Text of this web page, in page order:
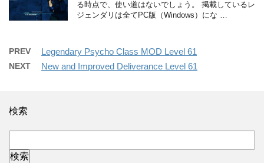
る時点で、使い道はないでしょう。 掲載しているレ
ジェンダリは全てPC版（Windows）にな …
PREV Legendary Psycho Class MOD Level 61
NEXT New and Improved Deliverance Level 61
検索